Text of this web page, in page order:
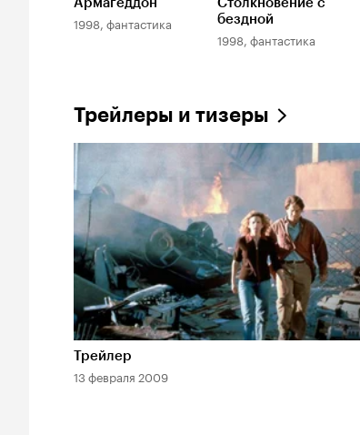
1998, фантастика
бездной
1998, фантастика
Трейлеры и тизеры
Длительность 2 мин
Трейлер
13 февраля 2009